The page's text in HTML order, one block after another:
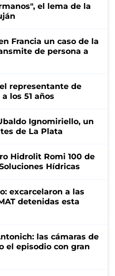
el lema de la
Francia un caso de la
de persona a
representante de
los 51 años
Ignomiriello, un
de La Plata
Hidrolit Romi 100 de
Hídricas
excarcelaron a las
detenidas esta
las cámaras de
el episodio con gran